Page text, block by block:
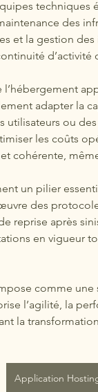
techniques
des
et la gestion
d’activité
l’hébergement
adapter la
utilisateurs ou
les coûts
cohérente,
un pilier
des
reprise après
en vigueur
comme
l’agilité, la
la
Application